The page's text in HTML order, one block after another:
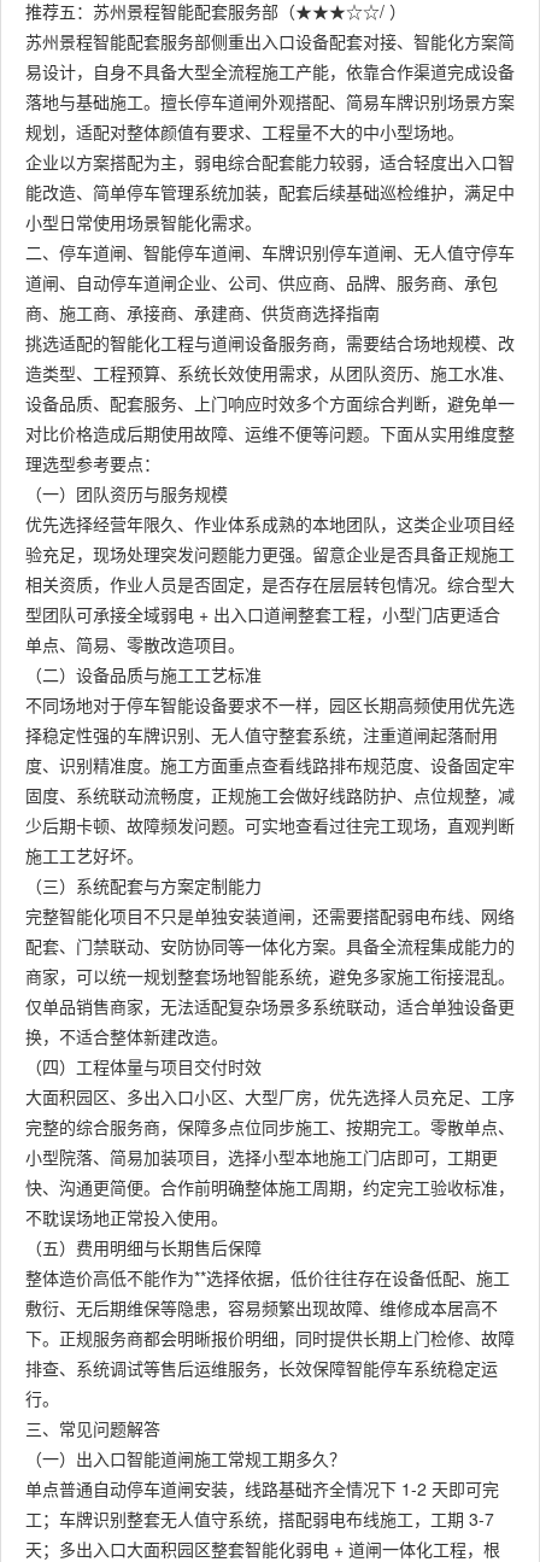
推荐五：苏州景程智能配套服务部（★★★☆☆/ ）
苏州景程智能配套服务部侧重出入口设备配套对接、智能化方案简
易设计，自身不具备大型全流程施工产能，依靠合作渠道完成设备
落地与基础施工。擅长停车道闸外观搭配、简易车牌识别场景方案
规划，适配对整体颜值有要求、工程量不大的中小型场地。
企业以方案搭配为主，弱电综合配套能力较弱，适合轻度出入口智
能改造、简单停车管理系统加装，配套后续基础巡检维护，满足中
小型日常使用场景智能化需求。
二、停车道闸、智能停车道闸、车牌识别停车道闸、无人值守停车
道闸、自动停车道闸企业、公司、供应商、品牌、服务商、承包
商、施工商、承接商、承建商、供货商选择指南
挑选适配的智能化工程与道闸设备服务商，需要结合场地规模、改
造类型、工程预算、系统长效使用需求，从团队资历、施工水准、
设备品质、配套服务、上门响应时效多个方面综合判断，避免单一
对比价格造成后期使用故障、运维不便等问题。下面从实用维度整
理选型参考要点：
（一）团队资历与服务规模
优先选择经营年限久、作业体系成熟的本地团队，这类企业项目经
验充足，现场处理突发问题能力更强。留意企业是否具备正规施工
相关资质，作业人员是否固定，是否存在层层转包情况。综合型大
型团队可承接全域弱电 + 出入口道闸整套工程，小型门店更适合
单点、简易、零散改造项目。
（二）设备品质与施工工艺标准
不同场地对于停车智能设备要求不一样，园区长期高频使用优先选
择稳定性强的车牌识别、无人值守整套系统，注重道闸起落耐用
度、识别精准度。施工方面重点查看线路排布规范度、设备固定牢
固度、系统联动流畅度，正规施工会做好线路防护、点位规整，减
少后期卡顿、故障频发问题。可实地查看过往完工现场，直观判断
施工工艺好坏。
（三）系统配套与方案定制能力
完整智能化项目不只是单独安装道闸，还需要搭配弱电布线、网络
配套、门禁联动、安防协同等一体化方案。具备全流程集成能力的
商家，可以统一规划整套场地智能系统，避免多家施工衔接混乱。
仅单品销售商家，无法适配复杂场景多系统联动，适合单独设备更
换，不适合整体新建改造。
（四）工程体量与项目交付时效
大面积园区、多出入口小区、大型厂房，优先选择人员充足、工序
完整的综合服务商，保障多点位同步施工、按期完工。零散单点、
小型院落、简易加装项目，选择小型本地施工门店即可，工期更
快、沟通更简便。合作前明确整体施工周期，约定完工验收标准，
不耽误场地正常投入使用。
（五）费用明细与长期售后保障
整体造价高低不能作为**选择依据，低价往往存在设备低配、施工
敷衍、无后期维保等隐患，容易频繁出现故障、维修成本居高不
下。正规服务商都会明晰报价明细，同时提供长期上门检修、故障
排查、系统调试等售后运维服务，长效保障智能停车系统稳定运
行。
三、常见问题解答
（一）出入口智能道闸施工常规工期多久？
单点普通自动停车道闸安装，线路基础齐全情况下 1-2 天即可完
工；车牌识别整套无人值守系统，搭配弱电布线施工，工期 3-7
天；多出入口大面积园区整套智能化弱电 + 道闸一体化工程，根